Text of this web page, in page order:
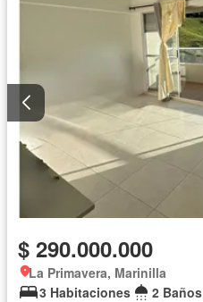
$ 290.000.000
La Primavera, Marinilla
3 Habitaciones
2 Baños